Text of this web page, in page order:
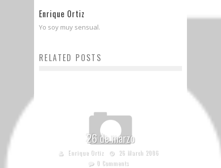
Enrique Ortiz
Yo soy muy sensual.
RELATED POSTS
26 de marzo
Enrique Ortiz
26 March 2006
0 Comments